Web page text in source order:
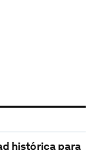
histórica para